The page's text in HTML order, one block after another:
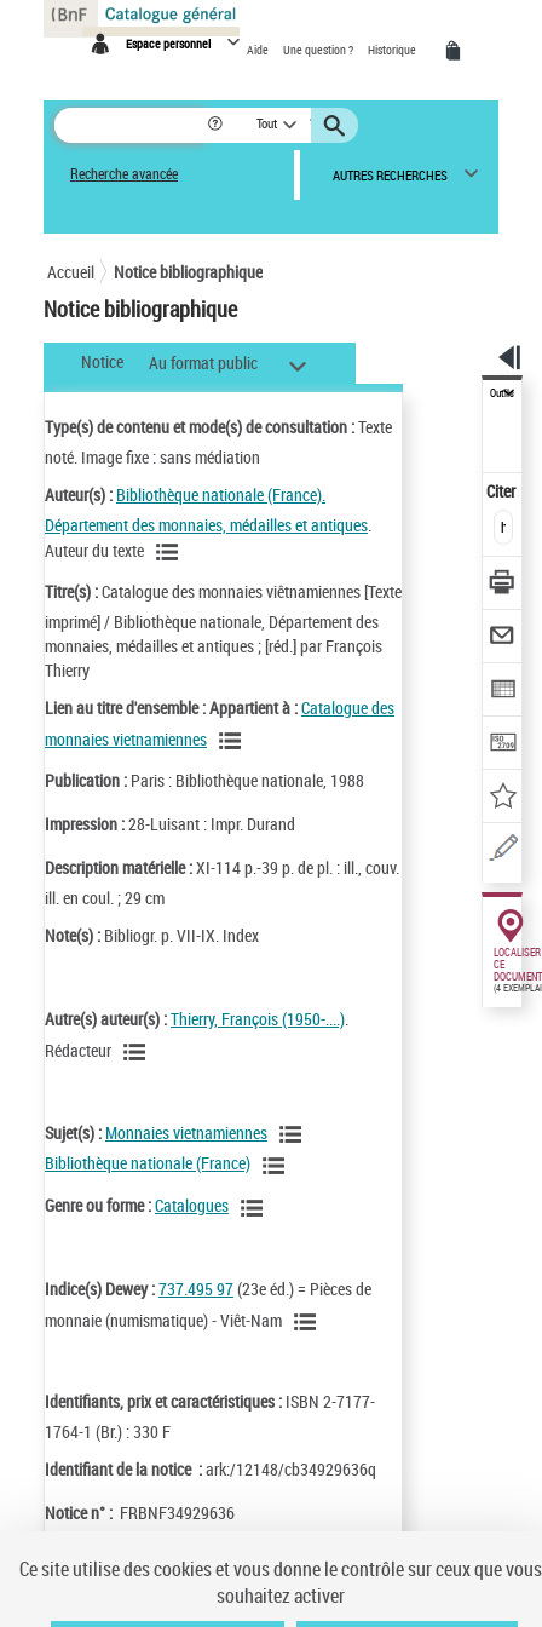
Espace personnel Aide Une question ? Historique
Tout
Recherche avancée AUTRES RECHERCHES
Accueil Notice bibliographique
Notice bibliographique
Notice Au format public
Type(s) de contenu et mode(s) de consultation :Texte
noté. Image fixe : sans médiation
Auteur(s) : Bibliothèque nationale (France).
Département des monnaies, médailles et antiques.
Auteur du texte
Titre(s) :Catalogue des monnaies viêtnamiennes [Texte
imprimé] / Bibliothèque nationale, Département des
monnaies, médailles et antiques ; [réd.] par François
Thierry
Lien au titre d'ensemble :Appartient à :Catalogue des
monnaies vietnamiennes
Publication : Paris : Bibliothèque nationale, 1988
Impression :28-Luisant : Impr. Durand
Description matérielle :XI-114 p.-39 p. de pl. : ill., couv.
ill. en coul. ; 29 cm
Note(s) : Bibliogr. p. VII-IX. Index
Autre(s) auteur(s) :Thierry, François (1950-....).
Rédacteur
Sujet(s) : Monnaies vietnamiennes
Bibliothèque nationale (France)
Genre ou forme :Catalogues
Indice(s) Dewey :737.495 97(23e éd.) = Pièces de
monnaie (numismatique) - Viêt-Nam
Identifiants, prix et caractéristiques : ISBN 2-7177-
1764-1 (Br.) : 330 F
Identifiant de la notice :ark:/12148/cb34929636q
Notice n° : FRBNF34929636
Outils
Citer
LOCALISER
CE
DOCUMENT
(4
Panneau de gestion des cookies
Ce site utilise des cookies et vous donne le contrôle sur ceux que vous
souhaitez activer